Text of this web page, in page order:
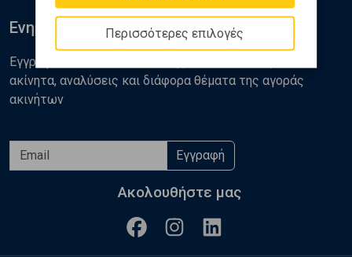
Περισσότερες επιλογές
Ενημερωθείτε
Εγγραφείτε στο newsletter της Golden Home για νέα
ακίνητα, αναλύσεις και διάφορα θέματα της αγοράς
ακινήτων
Εγγραφή
Ακολουθήστε μας